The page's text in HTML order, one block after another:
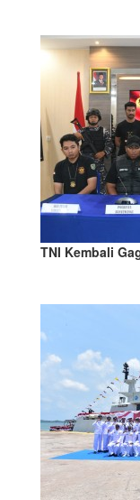
TNI Kembali